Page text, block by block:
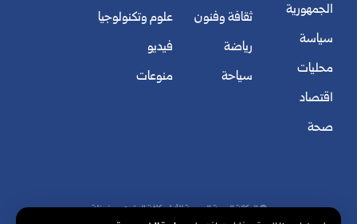
الجمهورية
سياسة
محليات
اقتصاد
صحة
ثقافة وفنون
رياضة
سياحة
علوم وتكنولوجيا
فيديو
منوعات
© الوكالة العربية السورية للأنباء. كافة الحقوق محفوظة.